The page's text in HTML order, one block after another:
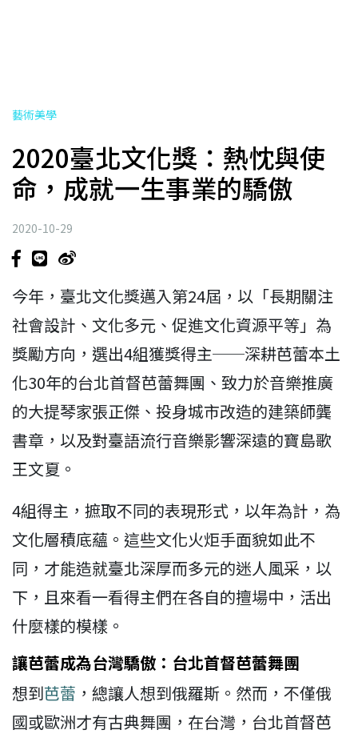
藝術美學
2020臺北文化獎：熱忱與使
命，成就一生事業的驕傲
2020-10-29
今年，臺北文化獎邁入第24屆，以「長期關注
社會設計、文化多元、促進文化資源平等」為
獎勵方向，選出4組獲獎得主──深耕芭蕾本土
化30年的台北首督芭蕾舞團、致力於音樂推廣
的大提琴家張正傑、投身城市改造的建築師龔
書章，以及對臺語流行音樂影響深遠的寶島歌
王文夏。
4組得主，摭取不同的表現形式，以年為計，為
文化層積底蘊。這些文化火炬手面貌如此不
同，才能造就臺北深厚而多元的迷人風采，以
下，且來看一看得主們在各自的擅場中，活出
什麼樣的模樣。
讓芭蕾成為台灣驕傲：台北首督芭蕾舞團
想到芭蕾 ，總讓人想到俄羅斯。然而，不僅俄
國或歐洲才有古典舞團，在台灣，台北首督芭